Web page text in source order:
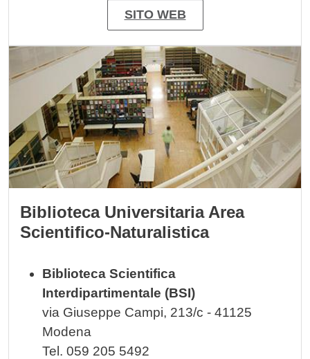
SITO WEB
Image
Biblioteca Universitaria Area
Scientifico-Naturalistica
Biblioteca Scientifica
Interdipartimentale (BSI)
via Giuseppe Campi, 213/c - 41125
Modena
Tel. 059 205 5492